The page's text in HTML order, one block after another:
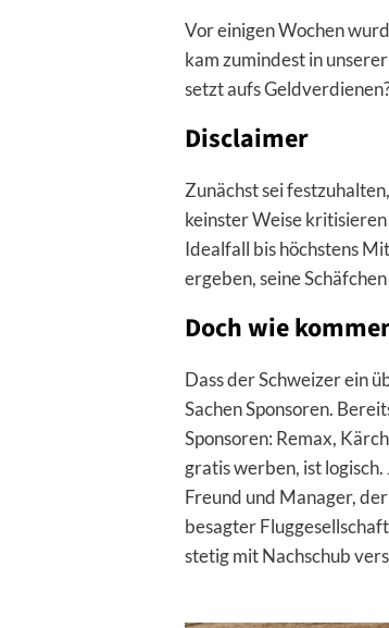
Vor einigen Wochen
kam zumindest in
setzt aufs
Disclaimer
Zunächst sei
keinster Weise
Idealfall bis höchstens
ergeben, seine
Doch wie
Dass der Schweizer ein
Sachen Sponsoren.
Sponsoren: Remax,
gratis werben, ist
Freund und Manager,
besagter
stetig mit Nachschub